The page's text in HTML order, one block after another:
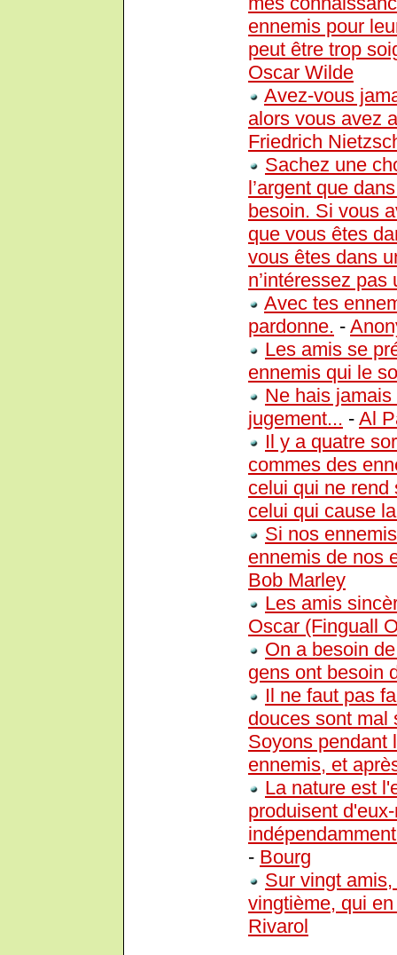
ennemis pour
peut être trop
Oscar Wilde
Avez-vous
alors vous avez
Friedrich
Sachez une
l’argent que
besoin. Si vous
que vous êtes
vous êtes dans
n’intéressez pas
Avec tes
pardonne. -
Les amis se
ennemis qui le
Ne hais
jugement... - Al
Il y a quatre
commes des
celui qui ne rend
celui qui cause
Si nos
ennemis de nos
Bob Marley
Les amis
Oscar (Finguall
On a besoin
gens ont besoin
Il ne faut pas
douces sont mal
Soyons pendant
ennemis, et
La nature est
produisent
- Bourg
Sur vingt
vingtième, qui
Rivarol